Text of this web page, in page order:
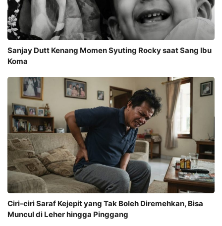
Sanjay Dutt Kenang Momen Syuting Rocky saat Sang Ibu
Koma
Ciri-ciri Saraf Kejepit yang Tak Boleh Diremehkan, Bisa
Muncul di Leher hingga Pinggang